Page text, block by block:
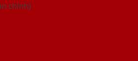
chỉnh)